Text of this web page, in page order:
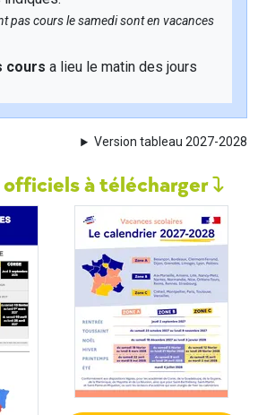
pas cours le samedi sont en vacances
cours a lieu le matin des jours
Version tableau 2027-2028
à télécharger